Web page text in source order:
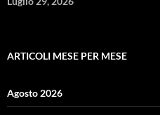
ARTICOLI MESE PER MESE
Agosto 2026